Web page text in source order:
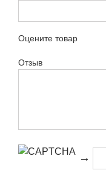
Оцените товар
Отзыв
→